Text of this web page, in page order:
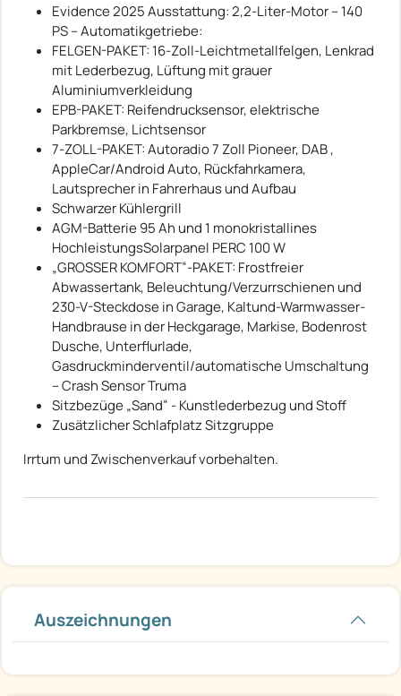
Evidence 2025 Ausstattung: 2,2-Liter-Motor – 140
PS – Automatikgetriebe:
FELGEN-PAKET: 16-Zoll-Leichtmetallfelgen, Lenkrad
mit Lederbezug, Lüftung mit grauer
Aluminiumverkleidung
EPB-PAKET: Reifendrucksensor, elektrische
Parkbremse, Lichtsensor
7-ZOLL-PAKET: Autoradio 7 Zoll Pioneer, DAB ,
AppleCar/Android Auto, Rückfahrkamera,
Lautsprecher in Fahrerhaus und Aufbau
Schwarzer Kühlergrill
AGM-Batterie 95 Ah und 1 monokristallines
HochleistungsSolarpanel PERC 100 W
„GROSSER KOMFORT“-PAKET: Frostfreier
Abwassertank, Beleuchtung/Verzurrschienen und
230-V-Steckdose in Garage, Kaltund-Warmwasser-
Handbrause in der Heckgarage, Markise, Bodenrost
Dusche, Unterflurlade,
Gasdruckminderventil/automatische Umschaltung
– Crash Sensor Truma
Sitzbezüge „Sand“ - Kunstlederbezug und Stoff
Zusätzlicher Schlafplatz Sitzgruppe
Irrtum und Zwischenverkauf vorbehalten.
Auszeichnungen